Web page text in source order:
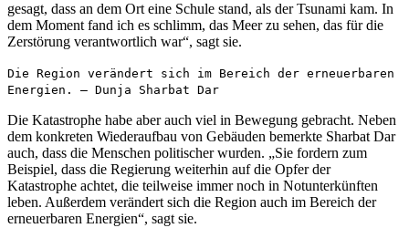
gesagt, dass an dem Ort eine Schule stand, als der Tsunami kam. In
dem Moment fand ich es schlimm, das Meer zu sehen, das für die
Zerstörung verantwortlich war“, sagt sie.
Die Region verändert sich im Bereich der erneuerbaren
Energien. – Dunja Sharbat Dar
Die Katastrophe habe aber auch viel in Bewegung gebracht. Neben
dem konkreten Wiederaufbau von Gebäuden bemerkte Sharbat Dar
auch, dass die Menschen politischer wurden. „Sie fordern zum
Beispiel, dass die Regierung weiterhin auf die Opfer der
Katastrophe achtet, die teilweise immer noch in Notunterkünften
leben. Außerdem verändert sich die Region auch im Bereich der
erneuerbaren Energien“, sagt sie.